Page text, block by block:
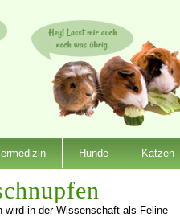
Hunde Katzen
wird in der Wissenschaft als Feline